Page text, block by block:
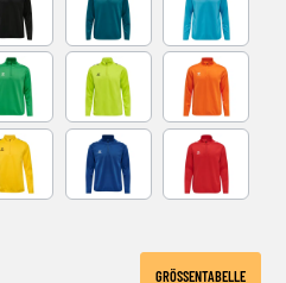
BLACK BLUE CORAL BLUE DANUBE
JELLY BEAN LIME POPSICLE ORANGE
SPORTS YELLOW TRUE BLUE TRUE RED
GRÖSSENTABELLE